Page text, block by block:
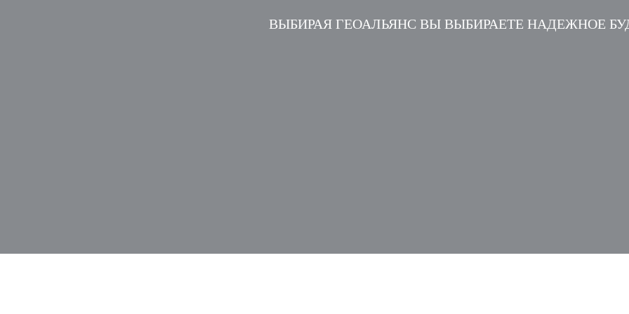
ВЫБИРАЯ ГЕОАЛЬЯНС ВЫ ВЫБИРАЕТЕ НАДЕЖНОЕ